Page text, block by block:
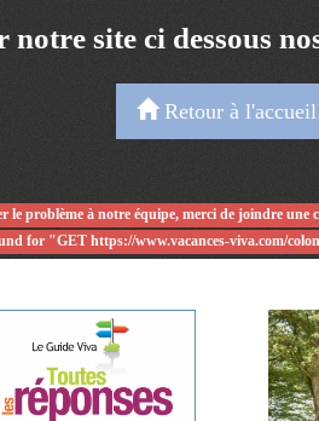
site ci dessous
Retour à l'accueil
le problème à notre équipe, merci de joindre une
for "GET https://www.vacances-viva.com/